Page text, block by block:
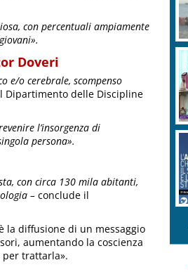
con percentuali ampiamente
Doveri
e/o cerebrale, scompenso
Dipartimento delle Discipline
l’insorgenza di
persona».
con circa 130 mila abitanti,
– conclude il
la diffusione di un messaggio
aumentando la coscienza
trattarla».